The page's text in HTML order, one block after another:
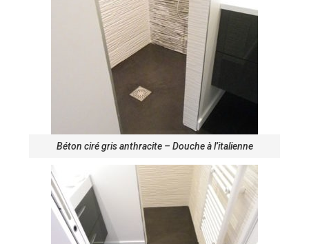
Béton ciré gris anthracite – Douche à l’italienne